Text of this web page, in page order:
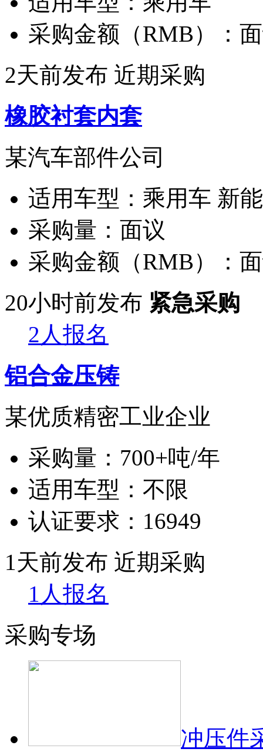
采购金额（RMB）：
2天前发布 近期采购
橡胶衬套内套
某汽车部件公司
适用车型： 乘用车 新
采购量： 面议
采购金额（RMB）：
20小时前发布 紧急采购
2人报名
铝合金压铸
某优质精密工业企业
采购量： 700+吨/年
适用车型： 不限
认证要求： 16949
1天前发布 近期采购
1人报名
采购专场
冲压件